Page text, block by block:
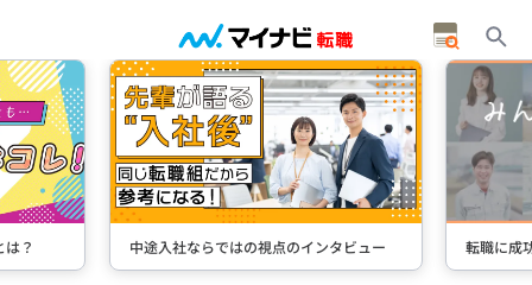
ュー 転職に成功した先輩たちのインタビュー ＋